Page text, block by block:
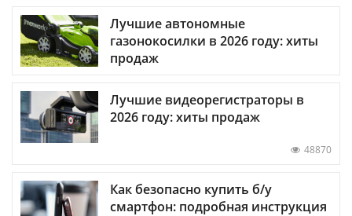
Лучшие автономные
газонокосилки в 2026 году: хиты
продаж
Лучшие видеорегистраторы в
2026 году: хиты продаж
48870
Как безопасно купить б/у
смартфон: подробная инструкция